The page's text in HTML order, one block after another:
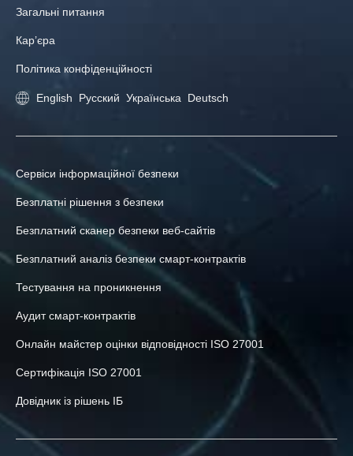
Загальні питання
Кар’єра
Політика конфіденційності
English Русский Українська Deutsch
Сервіси інформаційної безпеки
Безплатні рішення з безпеки
Безплатний сканер безпеки веб-сайтів
Безплатний аналіз безпеки смарт-контрактів
Тестування на проникнення
Аудит смарт-контрактів
Онлайн майстер оцінки відповідності ISO 27001
Сертифікація ISO 27001
Довідник із рішень ІБ